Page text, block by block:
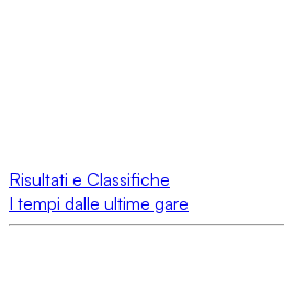
Risultati e Classifiche
I tempi dalle ultime gare